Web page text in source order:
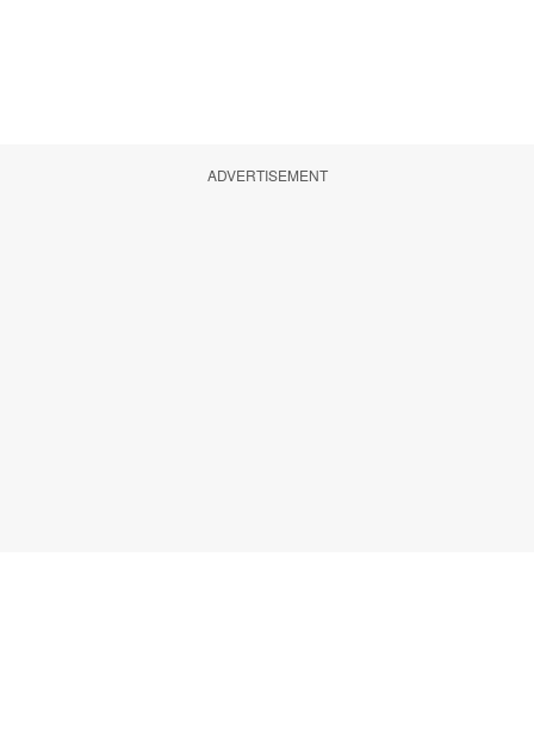
ADVERTISEMENT